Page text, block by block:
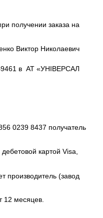
получении заказа на
Виктор Николаевич
в АТ «УНІВЕРСАЛ
0239 8437 получатель
картой Visa,
производитель (завод
12 месяцев.